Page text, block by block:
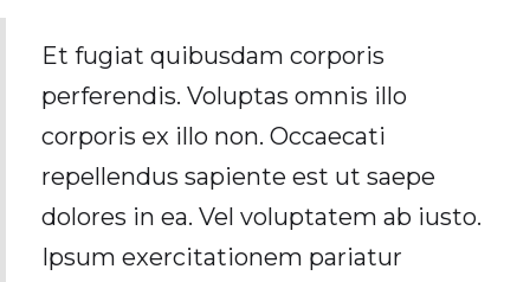
Et fugiat quibusdam corporis
perferendis. Voluptas omnis illo
corporis ex illo non. Occaecati
repellendus sapiente est ut saepe
dolores in ea. Vel voluptatem ab iusto.
Ipsum exercitationem pariatur